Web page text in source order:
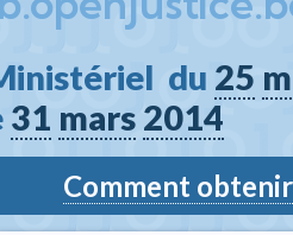
du 25
31 mars 2014
Comment